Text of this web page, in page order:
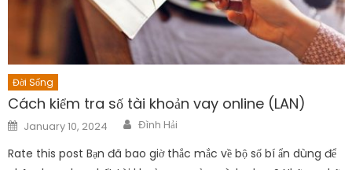
Đời Sống
Cách kiểm tra số tài khoản vay online (LAN)
Posted
on
January 10, 2024 Author
Đình Hải
Rate this post Bạn đã bao giờ thắc mắc về bộ số bí ẩn dùng để